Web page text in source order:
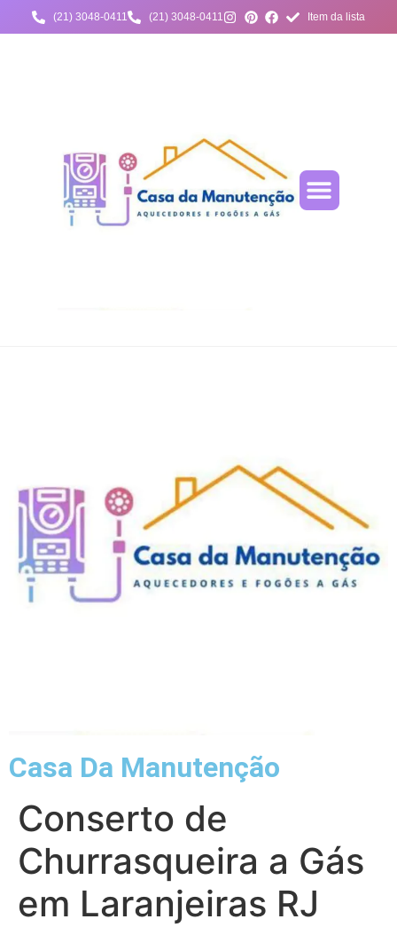
(21) 3048-0411 (21) 3048-0411 Item da lista
Casa Da Manutenção
Conserto de
Churrasqueira a Gás
em Laranjeiras RJ